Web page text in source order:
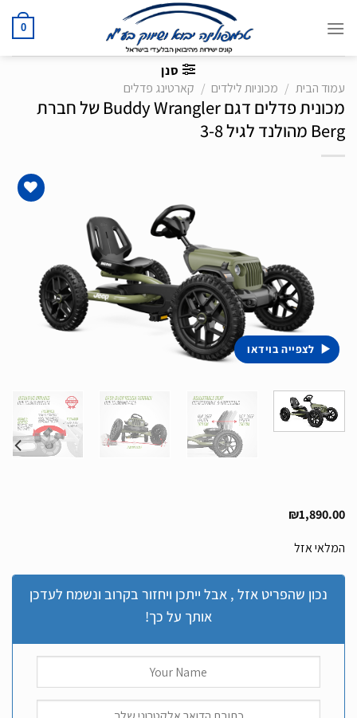
0
סנן
עמוד הבית
/ מכוניות לילדים / קארטינג פדלים
מכונית פדלים דגם Buddy Wrangler של חברת
Berg מהולנד לגיל 3-8
המשאלות
לצפייה בוידאו
₪1,890.00
המלאי אזל
נכון שהפריט אזל , אבל ייתכן ויחזור בקרוב ונשמח לעדכן
אותך על כך!